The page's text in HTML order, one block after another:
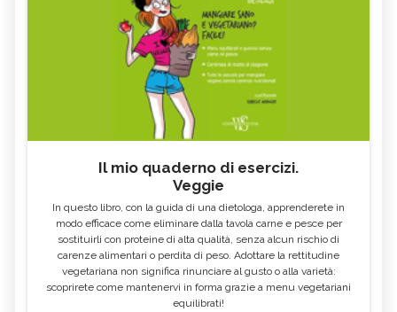
Il mio quaderno di esercizi.
Veggie
In questo libro, con la guida di una dietologa, apprenderete in
modo efficace come eliminare dalla tavola carne e pesce per
sostituirli con proteine di alta qualità, senza alcun rischio di
carenze alimentari o perdita di peso. Adottare la rettitudine
vegetariana non significa rinunciare al gusto o alla varietà:
scoprirete come mantenervi in forma grazie a menu vegetariani
equilibrati!